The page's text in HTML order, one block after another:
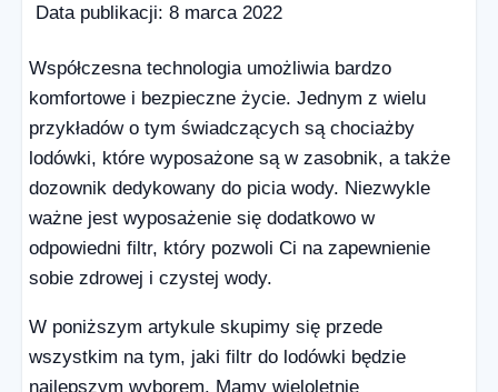
Data publikacji: 8 marca 2022
Współczesna technologia umożliwia bardzo
komfortowe i bezpieczne życie. Jednym z wielu
przykładów o tym świadczących są chociażby
lodówki, które wyposażone są w zasobnik, a także
dozownik dedykowany do picia wody. Niezwykle
ważne jest wyposażenie się dodatkowo w
odpowiedni filtr, który pozwoli Ci na zapewnienie
sobie zdrowej i czystej wody.
W poniższym artykule skupimy się przede
wszystkim na tym, jaki filtr do lodówki będzie
najlepszym wyborem. Mamy wieloletnie